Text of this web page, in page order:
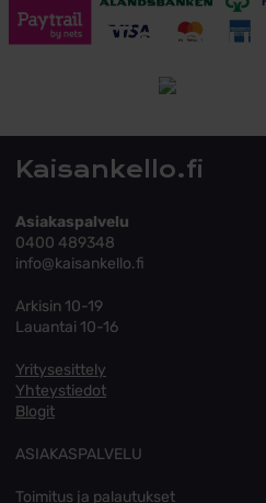
Kaisankello.fi
Asiakaspalvelu
0400 489348
info@kaisankello.fi
Arkisin 10-19
Lauantai 10-16
Yritysesittely
Yhteystiedot
Blogit
ASIAKASPALVELU
Toimitus ja palautukset